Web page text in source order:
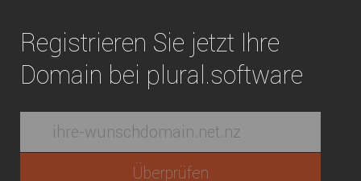
Registrieren Sie jetzt Ihre
Domain bei plural.software